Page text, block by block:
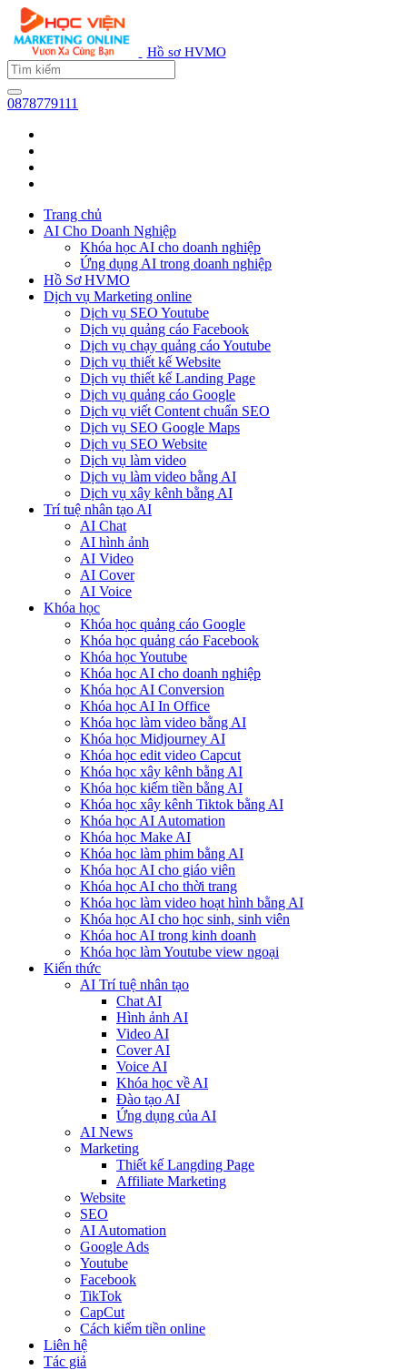
Hồ sơ HVMO
0878779111
Trang chủ
AI Cho Doanh Nghiệp
Khóa học AI cho doanh nghiệp
Ứng dụng AI trong doanh nghiệp
Hồ Sơ HVMO
Dịch vụ Marketing online
Dịch vụ SEO Youtube
Dịch vụ quảng cáo Facebook
Dịch vụ chạy quảng cáo Youtube
Dịch vụ thiết kế Website
Dịch vụ thiết kế Landing Page
Dịch vụ quảng cáo Google
Dịch vụ viết Content chuẩn SEO
Dịch vụ SEO Google Maps
Dịch vụ SEO Website
Dịch vụ làm video
Dịch vụ làm video bằng AI
Dịch vụ xây kênh bằng AI
Trí tuệ nhân tạo AI
AI Chat
AI hình ảnh
AI Video
AI Cover
AI Voice
Khóa học
Khóa học quảng cáo Google
Khóa học quảng cáo Facebook
Khóa học Youtube
Khóa học AI cho doanh nghiệp
Khóa học AI Conversion
Khóa học AI In Office
Khóa học làm video bằng AI
Khóa học Midjourney AI
Khóa học edit video Capcut
Khóa học xây kênh bằng AI
Khóa học kiếm tiền bằng AI
Khóa học xây kênh Tiktok bằng AI
Khóa học AI Automation
Khóa học Make AI
Khóa học làm phim bằng AI
Khóa học AI cho giáo viên
Khóa học AI cho thời trang
Khóa học làm video hoạt hình bằng AI
Khóa học AI cho học sinh, sinh viên
Khóa hoc AI trong kinh doanh
Khóa học làm Youtube view ngoại
Kiến thức
AI Trí tuệ nhân tạo
Chat AI
Hình ảnh AI
Video AI
Cover AI
Voice AI
Khóa học về AI
Đào tạo AI
Ứng dụng của AI
AI News
Marketing
Thiết kế Langding Page
Affiliate Marketing
Website
SEO
AI Automation
Google Ads
Youtube
Facebook
TikTok
CapCut
Cách kiếm tiền online
Liên hệ
Tác giả